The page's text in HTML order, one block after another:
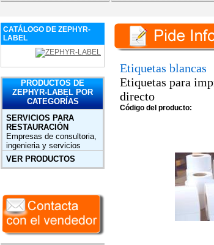
CATÁLOGO DE ZEPHYR-
LABEL
PRODUCTOS DE
ZEPHYR-LABEL POR
CATEGORÍAS
SERVICIOS PARA
RESTAURACIÓN
Empresas de consultoria,
ingenieria y servicios
VER PRODUCTOS
Etiquetas blancas
Etiquetas para
directo
Código del producto: